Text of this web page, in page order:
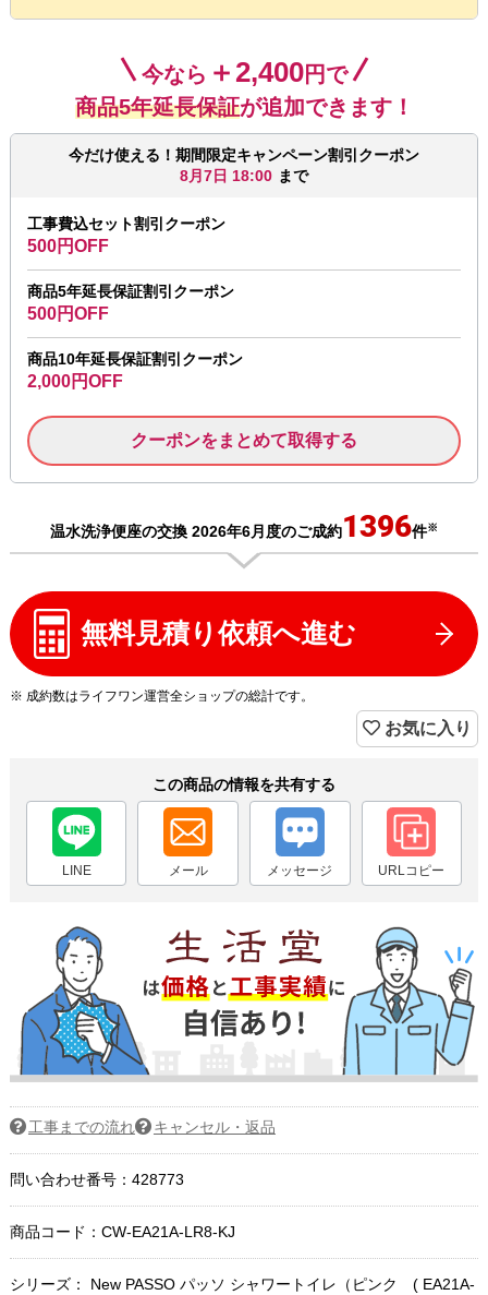
今なら ＋2,400円で
商品5年延長保証が追加できます！
今だけ使える！期間限定キャンペーン割引クーポン
8月7日 18:00 まで
工事費込セット割引クーポン
500円OFF
商品5年延長保証割引クーポン
500円OFF
商品10年延長保証割引クーポン
2,000円OFF
クーポンをまとめて取得する
温水洗浄便座の交換 2026年6月度のご成約1396件※
無料見積り依頼へ進む
※ 成約数はライフワン運営全ショップの総計です。
お気に入り
この商品の情報を共有する
LINE メール メッセージ URLコピー
工事までの流れ キャンセル・返品
問い合わせ番号：428773
商品コード： CW-EA21A-LR8-KJ
シリーズ： New PASSO パッソ シャワートイレ（ピンク ( EA21A-